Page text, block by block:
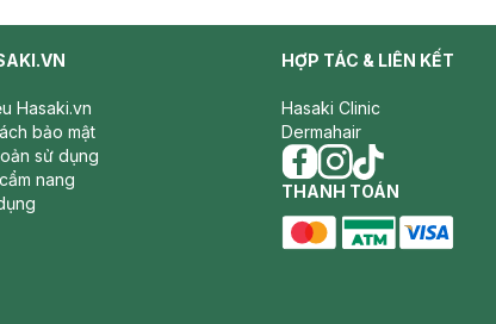
Hasaki.vn
bảo mật
sử dụng
nang
HỢP TÁC & LIÊN KẾT
Hasaki Clinic
Dermahair
facebook
instagram
tiktok
THANH TOÁN